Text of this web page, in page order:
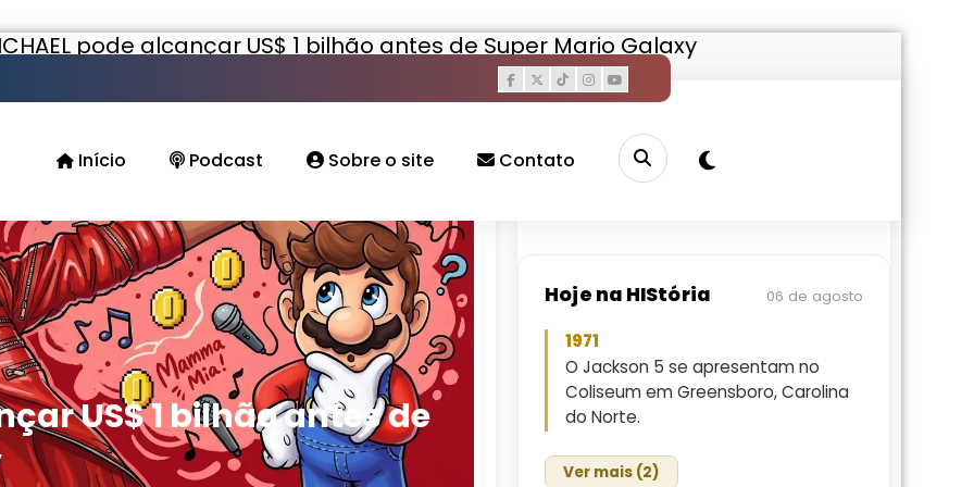
Início
Podcast Sobre o site Contato
pode alcançar US$ 1 bilhão antes de Super Mario Galaxy
US$ 1 bilhão antes de
Hoje na HIStória 06 de agosto
1971
O Jackson 5 se apresentam no
Coliseum em Greensboro, Carolina
do Norte.
Ver mais (2)